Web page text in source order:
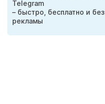
Telegram
– быстро, бесплатно и без
рекламы